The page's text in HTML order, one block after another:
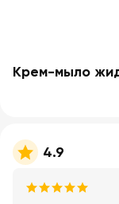
Крем-мыло
4.9